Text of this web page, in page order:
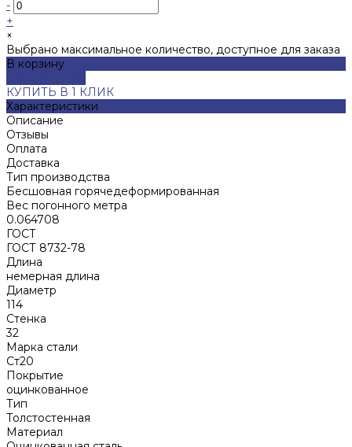
-
+
×
Выбрано максимальное количество, доступное для заказа
В корзину
КУПИТЬ В 1 КЛИК
Характеристики
Описание
Отзывы
Оплата
Доставка
Тип производства
Бесшовная горячедеформированная
Вес погонного метра
0.064708
ГОСТ
ГОСТ 8732-78
Длина
немерная длина
Диаметр
114
Стенка
32
Марка стали
Ст20
Покрытие
оцинкованное
Тип
Толстостенная
Материал